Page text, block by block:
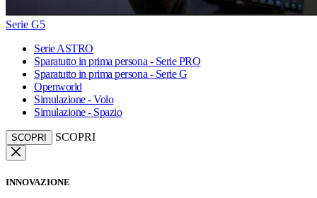
Serie G5
Serie ASTRO
Sparatutto in prima persona - Serie PRO
Sparatutto in prima persona - Serie G
Openworld
Simulazione - Volo
Simulazione - Spazio
SCOPRI SCOPRI
INNOVAZIONE